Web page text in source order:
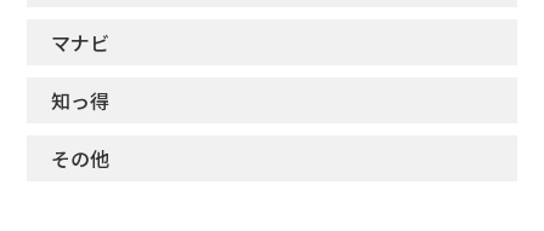
マナビ
知っ得
その他